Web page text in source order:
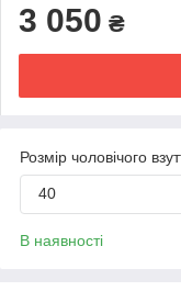
3 050 ₴
Розмір чоловічого
40
В наявності